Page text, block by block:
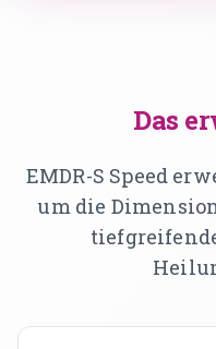
Supervision
📝 Blog
KONTO
Das
EMDR-S Speed
um die